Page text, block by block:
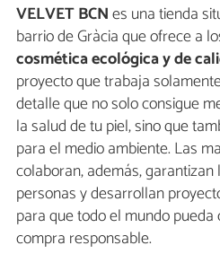
VELVET BCNes una tienda
barrio de Gràcia que ofrece a
cosmética ecológica y de
proyecto que trabaja
detalle que no solo consigue
la salud de tu piel, sino que
para el medio ambiente. Las
colaboran, además,
personas y desarrollan
para que todo el mundo
compra responsable.